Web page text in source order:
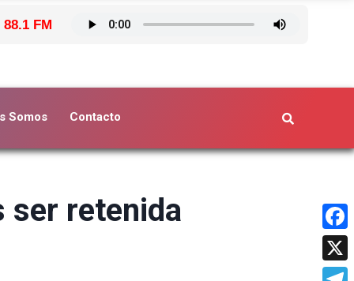
88.1 FM
Somos Contacto
ser retenida
X